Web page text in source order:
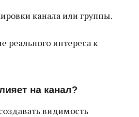
канала или группы.
реального интереса к
на канал?
видимость